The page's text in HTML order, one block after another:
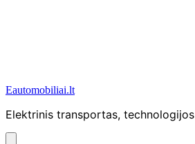
Eautomobiliai.lt
Elektrinis transportas, technologijos